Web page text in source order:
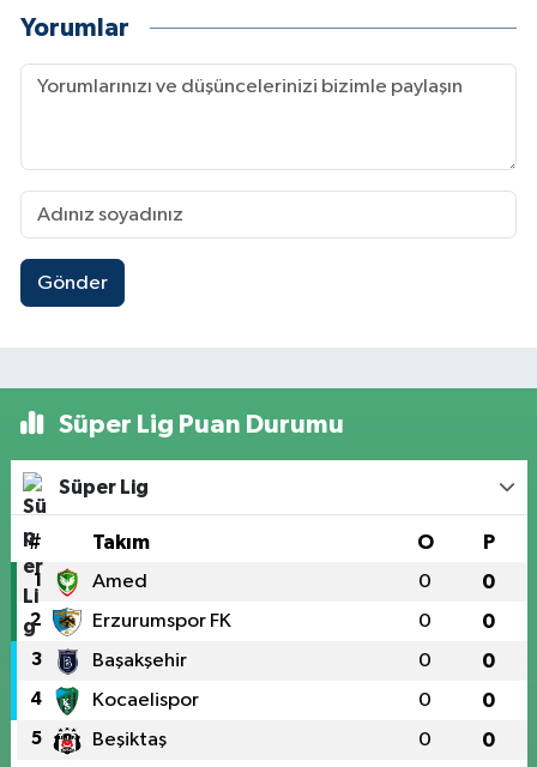
Yorumlar
Gönder
Süper Lig Puan Durumu
Süper Lig
# Takım O P
1 Amed 0 0
2 Erzurumspor FK 0 0
3 Başakşehir 0 0
4 Kocaelispor 0 0
5 Beşiktaş 0 0